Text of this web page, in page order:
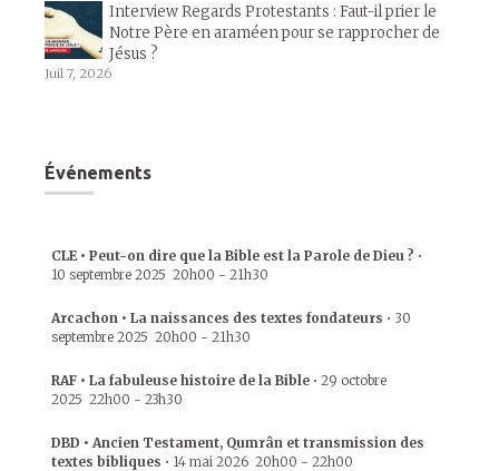
Interview Regards Protestants : Faut-il prier le
Notre Père en araméen pour se rapprocher de
Jésus ?
Juil 7, 2026
Événements
CLE • Peut-on dire que la Bible est la Parole de Dieu ? •
10 septembre 2025 20h00 - 21h30
Arcachon • La naissances des textes fondateurs • 30
septembre 2025 20h00 - 21h30
RAF • La fabuleuse histoire de la Bible • 29 octobre
2025 22h00 - 23h30
DBD • Ancien Testament, Qumrân et transmission des
textes bibliques • 14 mai 2026 20h00 - 22h00